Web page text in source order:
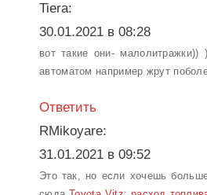
Tiera:
30.01.2021 в 08:28
вот такие они-
автоматом например жрут
Ответить
RMikoyare:
31.01.2021 в 09:52
Это так, но если хочешь